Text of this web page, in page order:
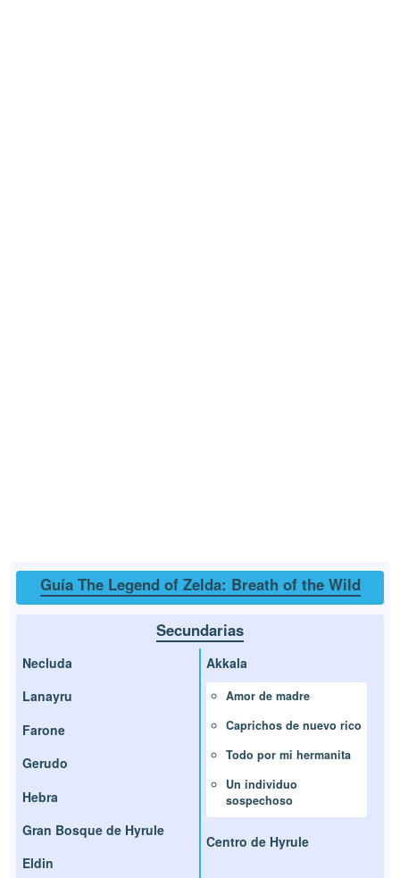
Guía The Legend of Zelda: Breath of the Wild
Secundarias
Necluda
Lanayru
Farone
Gerudo
Hebra
Gran Bosque de Hyrule
Eldin
Akkala
Amor de madre
Caprichos de nuevo rico
Todo por mi hermanita
Un individuo
sospechoso
Centro de Hyrule